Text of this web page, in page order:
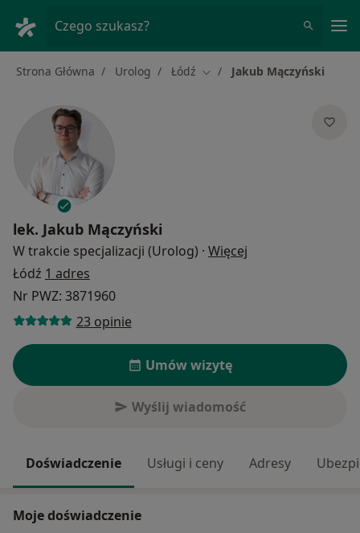
Czego szukasz?
Strona Główna Urolog Łódź Zmień miasto
Jakub Mączyński
lek. Jakub Mączyński
W trakcie specjalizacji (Urolog) · Więcej
Łódź 1 adres
Nr PWZ: 3871960
23 opinie
Umów wizytę
Wyślij wiadomość
Doświadczenie Usługi i ceny Adresy
Moje doświadczenie